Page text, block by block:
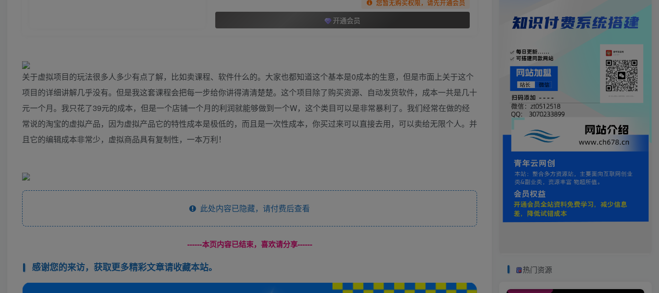
您暂无购买权限，请先开通会员
开通会员
关于虚拟项目的玩法很多人多少有点了解，比如卖课程、软件什么的。大家也都知道这个基本是0成本的生意，但是市面上关于这个
项目的详细讲解几乎没有。但是我这套课程会把每一步给你讲得清清楚楚。这个项目除了购买资源、自动发货软件，成本一共是几十
元一个月。我只花了39元的成本，但是一个店铺一个月的利润就能够做到一个W，这个类目可以是非常暴利了。我们经常在做的经
常说的淘宝的虚拟产品，因为虚拟产品它的特性成本是极低的，而且是一次性成本，你买过来可以直接去用，可以卖给无限个人。并
且它的编辑成本非常少，虚拟商品具有复制性，一本万利！
此处内容已隐藏，请付费后查看
------本页内容已结束，喜欢请分享------
感谢您的来访，获取更多精彩文章请收藏本站。 热门资源